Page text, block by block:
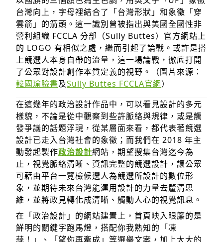
台灣向上，字母裡結合了「台灣形狀」和象徵「穿
雲箭」的箭頭。這一識別曾被指出與美國全國性非
營利組織 FCCLA 分部（Sully Buttes）官方網站上
的 LOGO 有相似之處，繼而引起了論戰。或許是搭
上競選人本身自帶的流量，這一場論戰，徹底打開
了公眾對設計創作本質定義的視野。（圖片來源：
韓國瑜臉書及Sully Buttes FCCLA官網）
在這幾年的政治設計作品中，可以看見設計的多元
樣貌，不論是從中觀察到些許脈絡與規律，或是觸
發爭議的話題浮現，從某層面來看，都代表著競選
設計已走入台灣社會的象徵；而我們在 2018 年主
動發起製作政治設計網站，期望搜集台灣迄今為
止，視覺脈絡清晰、資訊完整的競選設計，讓公眾
可藉由平台一覽檢候選人為競選所設計的數位形
象，並期待未來台灣能運用設計的力量去釐清思
維，並將政見轉化成清晰、觸動人心的視覺訊息。
在「政治設計」的網站建置上，首頁映入眼簾的是
鮮明的關鍵字跑馬燈，搭配你我熟知的「凍
蒜！」、「望你再牽成」等選舉文案，加上大大的
取消 確定